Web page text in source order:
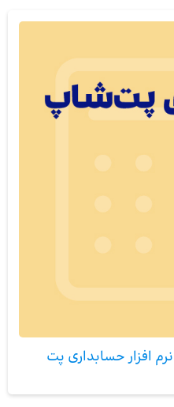
افزار حسابداری پت